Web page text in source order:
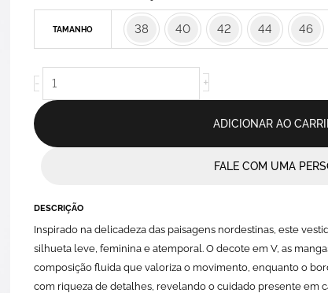
TAMANHO 38 40 42 44 46
-
Midi
Bordado
Decote
V
White
quantidade
+
ADICIONAR AO
FALE COM UMA
DESCRIÇÃO
Inspirado na delicadeza das paisagens nordestinas, este
silhueta leve, feminina e atemporal. O decote em V, as
composição fluida que valoriza o movimento, enquanto o
com riqueza de detalhes, revelando o cuidado presente em